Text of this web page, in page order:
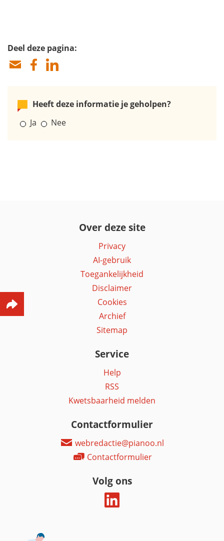
Deel deze pagina:
Heeft deze informatie je geholpen?
Ja
Nee
Over deze site
Privacy
AI-gebruik
Toegankelijkheid
Disclaimer
Cookies
Archief
Sitemap
Service
Help
RSS
Kwetsbaarheid melden
Contactformulier
webredactie@pianoo.nl
Contactformulier
Volg ons